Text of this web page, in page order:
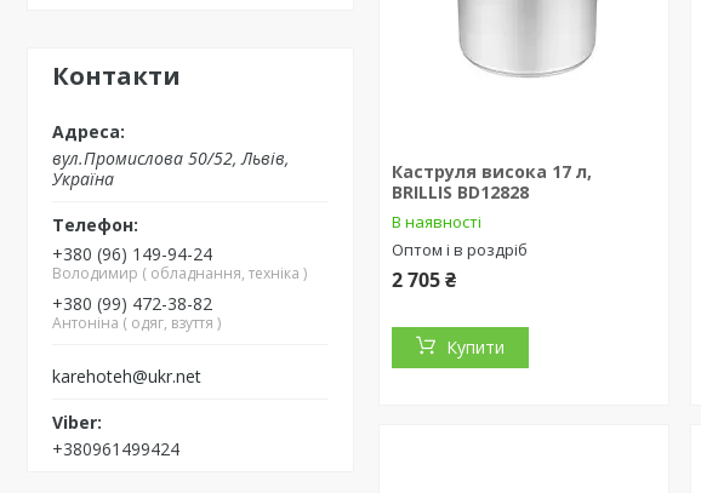
Контакти
вул.Промислова 50/52, Львів,
Україна
+380 (96) 149-94-24
Володимир ( обладнання, техніка )
+380 (99) 472-38-82
Антоніна ( одяг, взуття )
karehoteh@ukr.net
+380961499424
Каструля висока 17 л,
BRILLIS BD12828
В наявності
Оптом і в роздріб
2 705 ₴
Купити